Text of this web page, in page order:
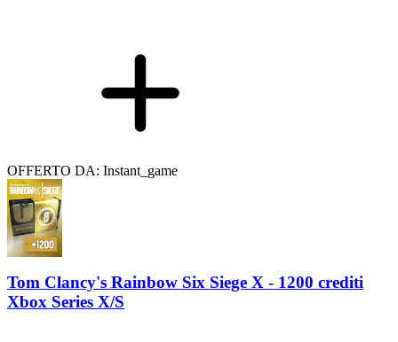
OFFERTO DA: Instant_game
Tom Clancy's Rainbow Six Siege X - 1200 crediti
Xbox Series X/S